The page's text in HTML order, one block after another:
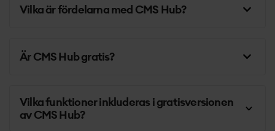
Vilka är fördelarna med CMS Hub?
Är CMS Hub gratis?
Vilka funktioner inkluderas i gratisversionen
av CMS Hub?